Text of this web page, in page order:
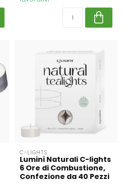
C-LIGHTS
Lumini Naturali C-lights
6 Ore di Combustione,
Confezione da 40 Pezzi